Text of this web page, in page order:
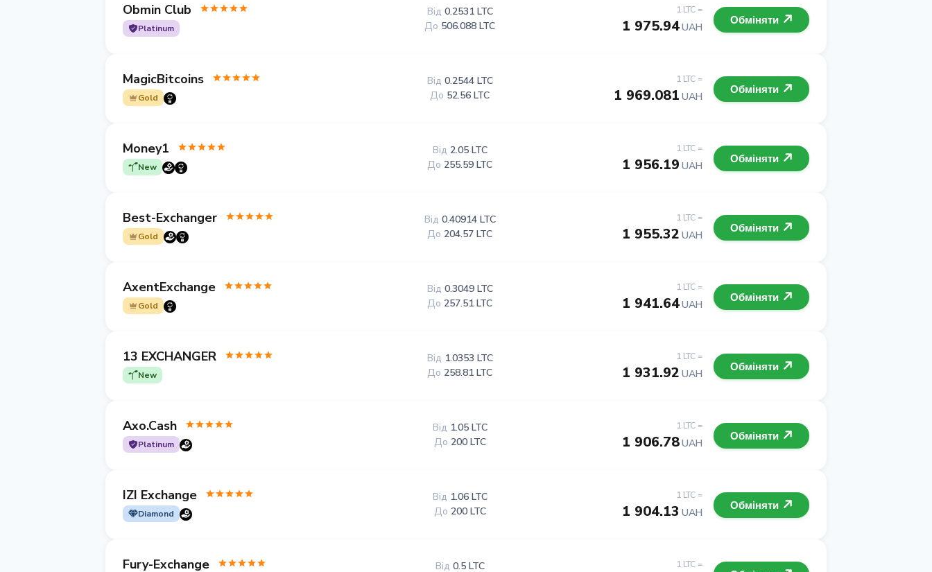
Obmin Club
Platinum
1 LTC =
1 975.94UAH
Від 0.2531 LTC
До 506.088 LTC Обміняти
MagicBitcoins
Gold
1 LTC =
1 969.081 UAH
Від 0.2544 LTC
До 52.56 LTC Обміняти
Money1
New
1 LTC =
1 956.19 UAH
Від 2.05 LTC
До 255.59 LTC Обміняти
Best-Exchanger
Gold
1 LTC =
1 955.32 UAH
Від 0.40914 LTC
До 204.57 LTC Обміняти
AxentExchange
Gold
1 LTC =
1 941.64UAH
Від 0.3049 LTC
До 257.51 LTC Обміняти
13 EXCHANGER
New
1 LTC =
1 931.92 UAH
Від 1.0353 LTC
До 258.81 LTC Обміняти
Axo.Cash
Platinum
1 LTC =
1 906.78UAH
Від 1.05 LTC
До 200 LTC Обміняти
IZI Exchange
Diamond
1 LTC =
1 904.13 UAH
Від 1.06 LTC
До 200 LTC Обміняти
Fury-Exchange 1 LTC =
Від 0.5 LTC